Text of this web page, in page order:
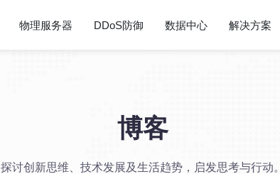
物理服务器 DDoS防御 数据中心 解决方案
博客
探讨创新思维、技术发展及生活趋势，启发思考与行动。